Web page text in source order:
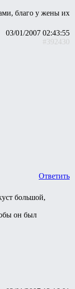
благо у жены их
03/01/2007 02:43:55
#392430
Ответить
большой,
он был